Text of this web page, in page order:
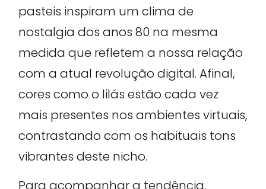
pasteis inspiram um clima de
nostalgia dos anos 80 na mesma
medida que refletem a nossa relação
com a atual revolução digital. Afinal,
cores como o lilás estão cada vez
mais presentes nos ambientes virtuais,
contrastando com os habituais tons
vibrantes deste nicho.
Para acompanhar a tendência,